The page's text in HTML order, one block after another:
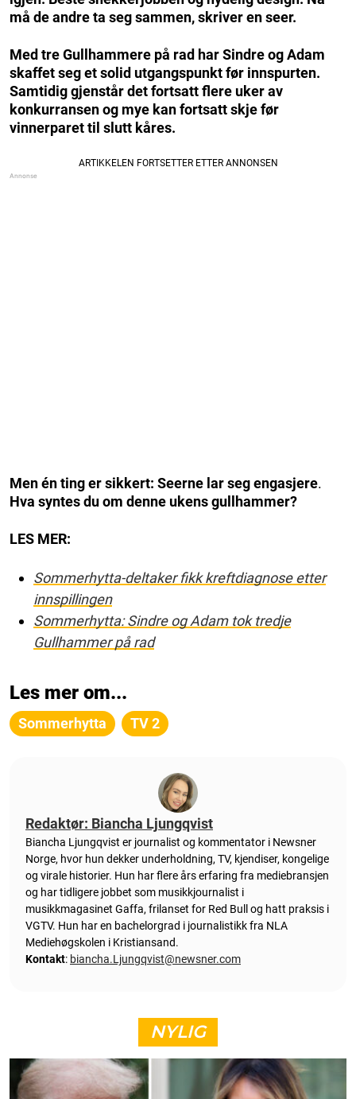
må de andre ta seg sammen, skriver en seer.
Med tre Gullhammere på rad har Sindre og Adam
skaffet seg et solid utgangspunkt før innspurten.
Samtidig gjenstår det fortsatt flere uker av
konkurransen og mye kan fortsatt skje før
vinnerparet til slutt kåres.
Men én ting er sikkert: Seerne lar seg engasjere.
Hva syntes du om denne ukens gullhammer?
LES MER:
Sommerhytta-deltaker fikk kreftdiagnose etter
innspillingen
Sommerhytta: Sindre og Adam tok tredje
Gullhammer på rad
Les mer om...
Sommerhytta TV 2
Redaktør: Biancha Ljungqvist
Biancha Ljungqvist er journalist og kommentator i Newsner
Norge, hvor hun dekker underholdning, TV, kjendiser, kongelige
og virale historier. Hun har flere års erfaring fra mediebransjen
og har tidligere jobbet som musikkjournalist i
musikkmagasinet Gaffa, frilanset for Red Bull og hatt praksis i
VGTV. Hun har en bachelorgrad i journalistikk fra NLA
Mediehøgskolen i Kristiansand.
Kontakt: biancha.Ljungqvist@newsner.com
NYLIG